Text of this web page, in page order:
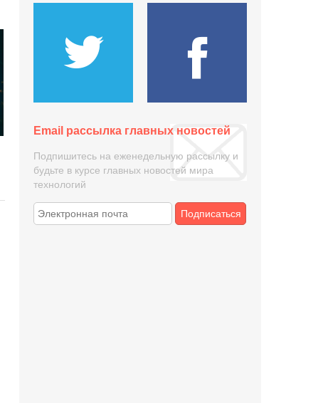
Email рассылка главных новостей
Подпишитесь на еженедельную рассылку и
будьте в курсе главных новостей мира
технологий
Подписаться